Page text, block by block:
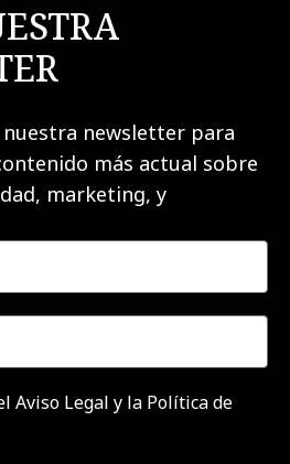
newsletter para
más actual sobre
marketing, y
Aviso Legal y la Política de